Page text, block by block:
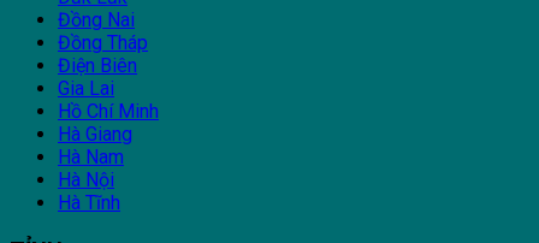
Đồng Nai
Đồng Tháp
Điện Biên
Gia Lai
Hồ Chí Minh
Hà Giang
Hà Nam
Hà Nội
Hà Tĩnh